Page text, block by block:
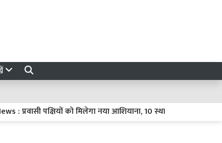
प्रवासी पक्षियों को मिलेगा नया आशियाना, 10 स्थानों पर विकसित होंगे